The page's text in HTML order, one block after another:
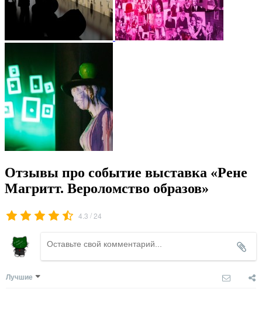
Отзывы про событие выставка «Рене
Магритт. Вероломство образов»
4.3 /24
Лучшие